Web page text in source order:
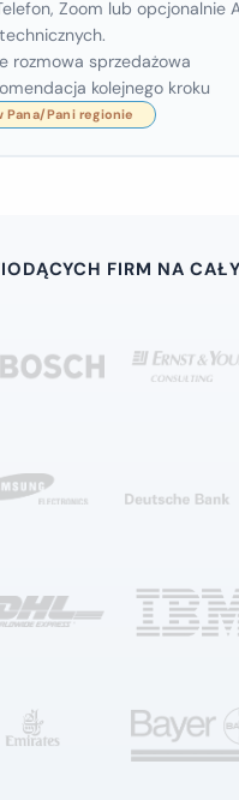
Zoom lub opcjonalnie
rozmowa sprzedażowa
kolejnego kroku
FIRM NA